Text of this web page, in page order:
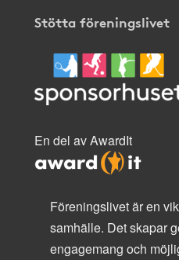
Stötta föreningslivet
En del av AwardIt
Föreningslivet är en
samhälle. Det skapar
engagemang och